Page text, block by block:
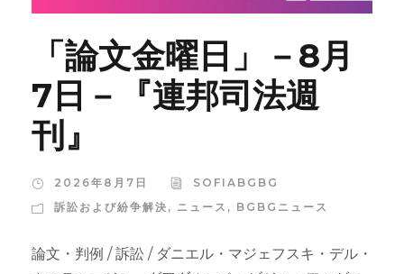
「論文金曜日」－8月
7日－『連邦司法週
刊』
2026年8月7日
SOFIABGBG
訴訟および紛争解決 , ニュース , BGBGニュース
論文・判例 / 訴訟 / ダニエル・マジェフスキ・デル・